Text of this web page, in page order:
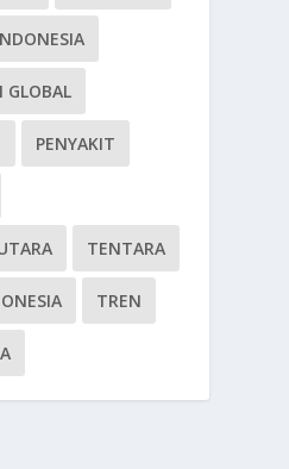
GLOBAL
PENYAKIT
TENTARA
TREN